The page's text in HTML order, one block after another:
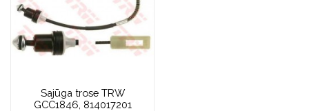
Sajūga trose TRW
GCC1846, 814017201